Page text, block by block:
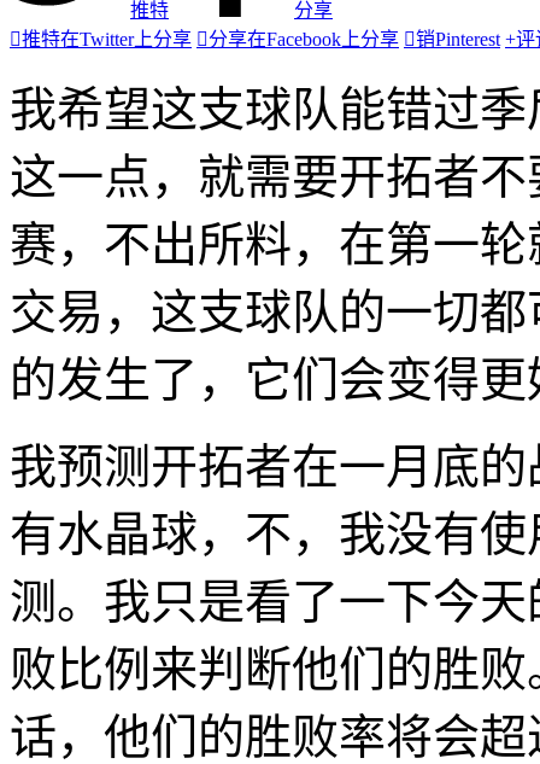
推特
分享
推特在Twitter上分享 分享在Facebook上分享 销Pinterest +评
我希望这支球队能错过
这一点，就需要开拓者
赛，不出所料，在第一
交易，这支球队的一切
的发生了，它们会变得更
我预测开拓者在一月底
有水晶球，不，我没有
测。我只是看了一下今
败比例来判断他们的胜
话，他们的胜败率将会